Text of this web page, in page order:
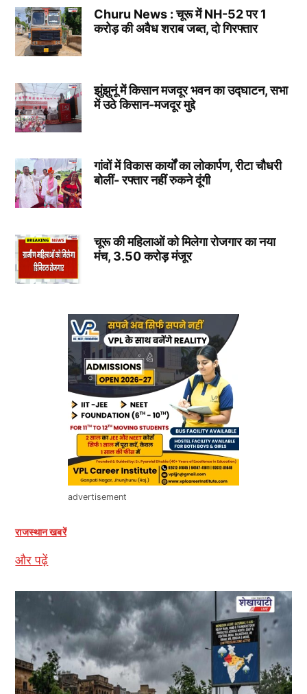
Churu News : चूरू में NH-52 पर 1
करोड़ की अवैध शराब जब्त, दो गिरफ्तार
झुंझुनूं में किसान मजदूर भवन का उद्घाटन, सभा
में उठे किसान-मजदूर मुद्दे
गांवों में विकास कार्यों का लोकार्पण, रीटा चौधरी
बोलीं- रफ्तार नहीं रुकने दूंगी
चूरू की महिलाओं को मिलेगा रोजगार का नया
मंच, 3.50 करोड़ मंजूर
advertisement
राजस्थान खबरें
और पढ़ें